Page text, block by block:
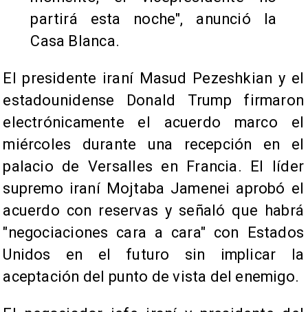
partirá esta noche", anunció la
Casa Blanca.
El presidente iraní Masud Pezeshkian y el
estadounidense Donald Trump firmaron
electrónicamente el acuerdo marco el
miércoles durante una recepción en el
palacio de Versalles en Francia. El líder
supremo iraní Mojtaba Jamenei aprobó el
acuerdo con reservas y señaló que habrá
"negociaciones cara a cara" con Estados
Unidos en el futuro sin implicar la
aceptación del punto de vista del enemigo.